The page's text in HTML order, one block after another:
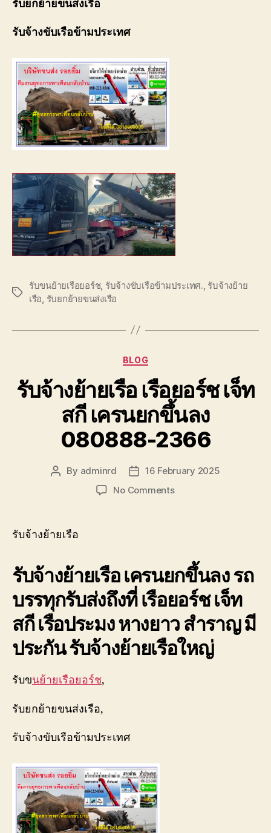
รับยกย้ายขนส่งเรือ
รับจ้างขับเรือข้ามประเทศ
Tags
รับขนย้ายเรือยอร์ช, รับจ้างขับเรือข้ามประเทศ. รับจ้างย้าย
เรือ รับยกย้ายขนส่งเรือ
Categories
BLOG
รับจ้างย้ายเรือ เรือยอร์ช เจ็ท
สกี เครนยกขึ้นลง
080888-2366
Post
By adminrd
Post
date
16 February 2025
No Commentson
เจ็ท
สกี
เครน
ยก
ขึ้น
ลง
080888-
รับจ้างย้ายเรือ
รับจ้างย้ายเรือ เครนยกขึ้นลง รถ
บรรทุกรับส่งถึงที่ เรือยอร์ช เจ็ท
สกี เรือประมง หางยาว สำราญ มี
ประกัน รับจ้างย้ายเรือใหญ่
รับขนย้ายเรือยอร์ช,
รับยกย้ายขนส่งเรือ,
รับจ้างขับเรือข้ามประเทศ